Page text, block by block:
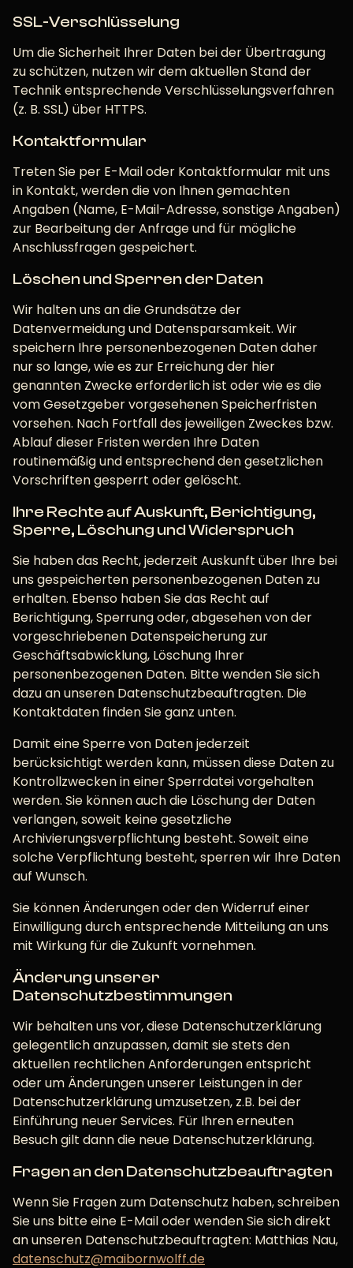
SSL-Verschlüsselung
Um die Sicherheit Ihrer Daten bei der Übertragung
zu schützen, nutzen wir dem aktuellen Stand der
Technik entsprechende Verschlüsselungsverfahren
(z. B. SSL) über HTTPS.
Kontaktformular
Treten Sie per E-Mail oder Kontaktformular mit uns
in Kontakt, werden die von Ihnen gemachten
Angaben (Name, E-Mail-Adresse, sonstige Angaben)
zur Bearbeitung der Anfrage und für mögliche
Anschlussfragen gespeichert.
Löschen und Sperren der Daten
Wir halten uns an die Grundsätze der
Datenvermeidung und Datensparsamkeit. Wir
speichern Ihre personenbezogenen Daten daher
nur so lange, wie es zur Erreichung der hier
genannten Zwecke erforderlich ist oder wie es die
vom Gesetzgeber vorgesehenen Speicherfristen
vorsehen. Nach Fortfall des jeweiligen Zweckes bzw.
Ablauf dieser Fristen werden Ihre Daten
routinemäßig und entsprechend den gesetzlichen
Vorschriften gesperrt oder gelöscht.
Ihre Rechte auf Auskunft, Berichtigung,
Sperre, Löschung und Widerspruch
Sie haben das Recht, jederzeit Auskunft über Ihre bei
uns gespeicherten personenbezogenen Daten zu
erhalten. Ebenso haben Sie das Recht auf
Berichtigung, Sperrung oder, abgesehen von der
vorgeschriebenen Datenspeicherung zur
Geschäftsabwicklung, Löschung Ihrer
personenbezogenen Daten. Bitte wenden Sie sich
dazu an unseren Datenschutzbeauftragten. Die
Kontaktdaten finden Sie ganz unten.
Damit eine Sperre von Daten jederzeit
berücksichtigt werden kann, müssen diese Daten zu
Kontrollzwecken in einer Sperrdatei vorgehalten
werden. Sie können auch die Löschung der Daten
verlangen, soweit keine gesetzliche
Archivierungsverpflichtung besteht. Soweit eine
solche Verpflichtung besteht, sperren wir Ihre Daten
auf Wunsch.
Sie können Änderungen oder den Widerruf einer
Einwilligung durch entsprechende Mitteilung an uns
mit Wirkung für die Zukunft vornehmen.
Änderung unserer
Datenschutzbestimmungen
Wir behalten uns vor, diese Datenschutzerklärung
gelegentlich anzupassen, damit sie stets den
aktuellen rechtlichen Anforderungen entspricht
oder um Änderungen unserer Leistungen in der
Datenschutzerklärung umzusetzen, z.B. bei der
Einführung neuer Services. Für Ihren erneuten
Besuch gilt dann die neue Datenschutzerklärung.
Fragen an den Datenschutzbeauftragten
Wenn Sie Fragen zum Datenschutz haben, schreiben
Sie uns bitte eine E-Mail oder wenden Sie sich direkt
an unseren Datenschutzbeauftragten: Matthias Nau,
datenschutz@maibornwolff.de